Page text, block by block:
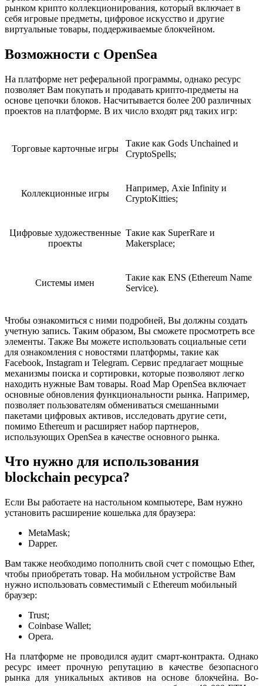
рынком крипто коллекционирования, который включает в
себя игровые предметы, цифровое искусство и другие
виртуальные товары, поддерживаемые блокчейном.
Возможности с OpenSea
На платформе нет реферальной программы, однако ресурс
позволяет Вам покупать и продавать крипто-предметы на
основе цепочки блоков. Насчитывается более 200 различных
проектов на платформе. В их число входят ряд таких игр:
Торговые карточные игры
Такие как Gods Unchained и
CryptoSpells;
Коллекционные игры
Например, Axie Infinity и
CryptoKitties;
Цифровые художественные
проекты
Такие как SuperRare и
Makersplace;
Системы имен
Такие как ENS (Ethereum Name
Service).
Чтобы ознакомиться с ними подробней, Вы должны создать
учетную запись. Таким образом, Вы сможете просмотреть все
элементы. Также Вы можете использовать социальные сети
для ознакомления с новостями платформы, такие как
Facebook, Instagram и Telegram. Сервис предлагает мощные
механизмы поиска и сортировки, которые позволяют легко
находить нужные Вам товары. Road Map OpenSea включает
основные обновления функциональности рынка. Например,
позволяет пользователям обмениваться смешанными
пакетами цифровых активов, исследовать другие сети,
помимо Ethereum и расширяет набор партнеров,
использующих OpenSea в качестве основного рынка.
Что нужно для использования
blockchain ресурса?
Если Вы работаете на настольном компьютере, Вам нужно
установить расширение кошелька для браузера:
MetaMask;
Dapper.
Вам также необходимо пополнить свой счет с помощью Ether,
чтобы приобретать товар. На мобильном устройстве Вам
нужно использовать совместимый с Ethereum мобильный
браузер:
Trust;
Coinbase Wallet;
Opera.
На платформе не проводился аудит смарт-контракта. Однако
ресурс имеет прочную репутацию в качестве безопасного
рынка для уникальных активов на основе блокчейна. Во-